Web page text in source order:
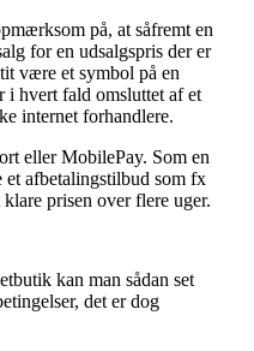
på, at såfremt en
for en udsalgspris der er
være et symbol på en
hvert fald omsluttet af et
internet forhandlere.
eller MobilePay. Som en
afbetalingstilbud som fx
prisen over flere uger.
kan man sådan set
det er dog